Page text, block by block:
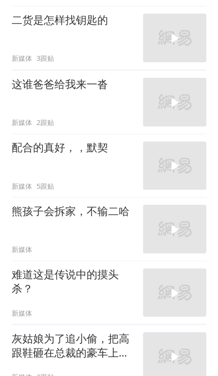
二货是怎样找钥匙的
新媒体 3跟贴
这谁爸爸给我来一沓
新媒体 2跟贴
配合的真好，，默契
新媒体 5跟贴
熊孩子会拆家，不输二哈
新媒体
难道这是传说中的摸头
杀？
新媒体
灰姑娘为了追小偷，把高
跟鞋砸在总裁的豪车上，